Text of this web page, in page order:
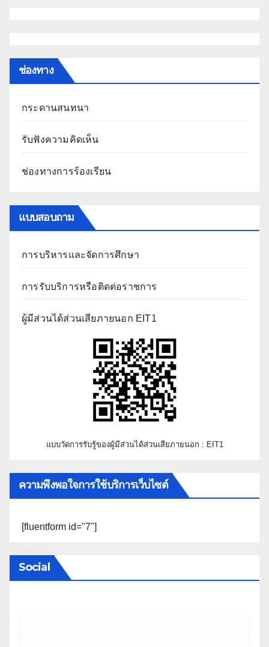
ช่องทาง
กระดานสนทนา
รับฟังความคิดเห็น
ช่องทางการร้องเรียน
แบบสอบถาม
การบริหารและจัดการศึกษา
การรับบริการหรือติดต่อราชการ
ผู้มีส่วนได้ส่วนเสียภายนอก EIT1
แบบวัดการรับรู้ของผู้มีส่วนได้ส่วนเสียภายนอก : EIT1
ความพึงพอใจการใช้บริการเว็บไซต์
[fluentform id="7"]
Social